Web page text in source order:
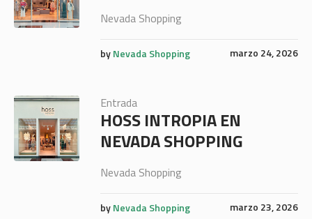
Nevada Shopping
marzo 24, 2026
byNevada Shopping
Entrada
HOSS INTROPIA EN
NEVADA SHOPPING
Nevada Shopping
marzo 23, 2026
byNevada Shopping